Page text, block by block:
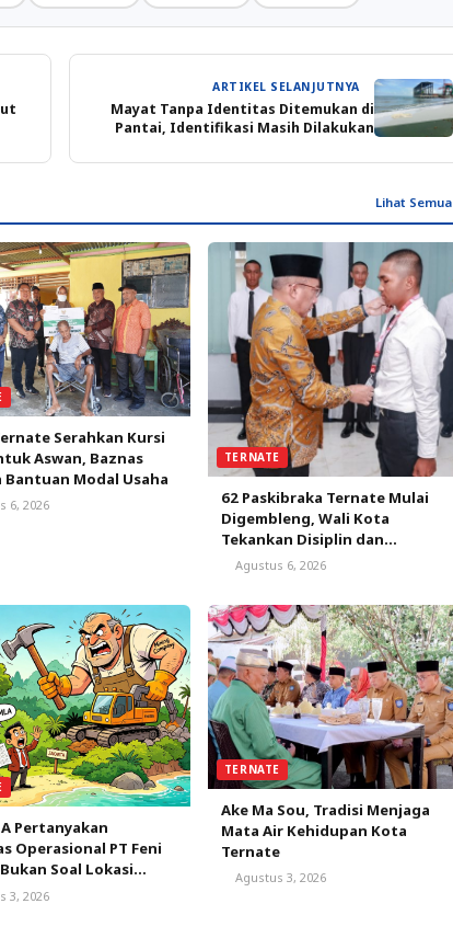
ARTIKEL SELANJUTNYA
Mayat Tanpa Identitas Ditemukan di
Pantai, Identifikasi Masih Dilakukan
Lihat Semua
Serahkan Kursi
Aswan, Baznas
Bantuan Modal Usaha
6, 2026
TERNATE
62 Paskibraka Ternate Mulai
Digembleng, Wali Kota
Tekankan Disiplin dan
Nasionalisme
Agustus 6, 2026
Pertanyakan
Operasional PT Feni
Soal Lokasi
tapi Status
Lingkungan
3, 2026
TERNATE
Ake Ma Sou, Tradisi Menjaga
Mata Air Kehidupan Kota
Ternate
Agustus 3, 2026